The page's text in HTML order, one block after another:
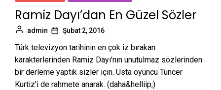
Ramiz Dayı’dan En Güzel Sözler
admin Şubat 2, 2016
Türk televizyon tarihinin en çok iz bırakan
karakterlerinden Ramiz Dayı'nın unutulmaz sözlerinden
bir derleme yaptık sizler için. Usta oyuncu Tuncer
Kurtiz'i de rahmete anarak. (daha&helliip;)